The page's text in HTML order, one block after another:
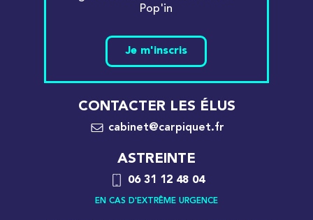
Pop'in
Je m'inscris
CONTACTER LES ÉLUS
cabinet@carpiquet.fr
ASTREINTE
06 31 12 48 04
EN CAS D'EXTRÊME URGENCE